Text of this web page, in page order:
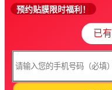
预约贴膜限时福利！
已有